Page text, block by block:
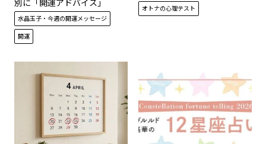
別に「開運アドバイス」
水晶玉子・今週の開運メッセージ
開運
オトナの心理テスト